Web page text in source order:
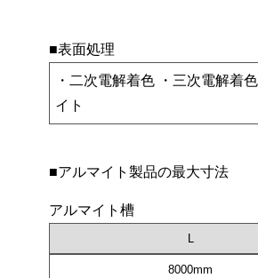
■表面処理
・二次電解着色 ・三次電解着
イト
■アルマイト製品の最大寸法
アルマイト槽
L
8000mm